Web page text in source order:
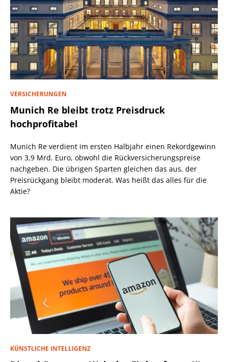
VERSICHERUNGEN
Munich Re bleibt trotz Preisdruck
hochprofitabel
Munich Re verdient im ersten Halbjahr einen Rekordgewinn
von 3,9 Mrd. Euro, obwohl die Rückversicherungspreise
nachgeben. Die übrigen Sparten gleichen das aus, der
Preisrückgang bleibt moderat. Was heißt das alles für die
Aktie?
KÜNSTLICHE INTELLIGENZ